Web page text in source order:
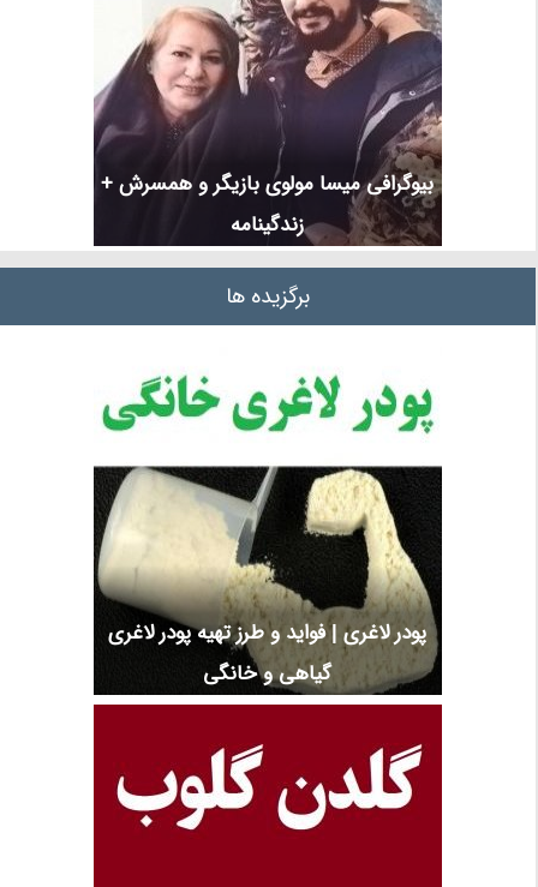
بیوگرافی میسا مولوی بازیگر و همسرش +
زندگینامه
برگزیده ها
پودر لاغری | فواید و طرز تهیه پودر لاغری
گیاهی و خانگی